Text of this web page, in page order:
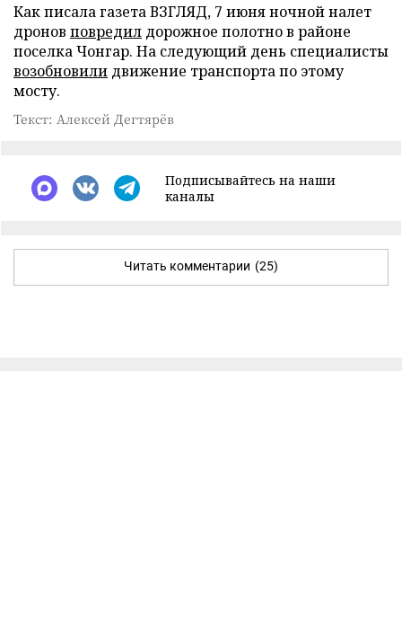
Как писала газета ВЗГЛЯД, 7 июня ночной налет
дронов повредил дорожное полотно в районе
поселка Чонгар. На следующий день специалисты
возобновили движение транспорта по этому
мосту.
Текст: Алексей Дегтярёв
Подписывайтесь на наши
каналы
Читать комментарии (25)